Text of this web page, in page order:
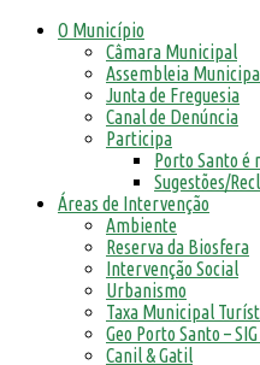
O Município
Câmara Municipal
Assembleia
Junta de Freguesia
Canal de Denúncia
Participa
Porto Santo é
Sugestões/
Áreas de Intervenção
Ambiente
Reserva da Biosfera
Intervenção Social
Urbanismo
Taxa Municipal
Geo Porto Santo –
Canil & Gatil